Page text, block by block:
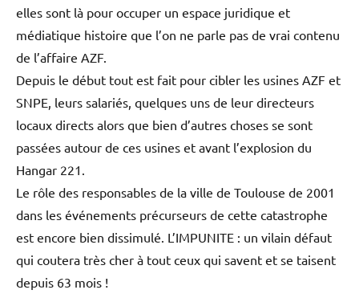
9 décembre 2006 à 09:53
Les reproches faits à M. Biechlin sur les actions d’urgence
effectuées dans les jours qui ont suivi la catastrophes
sous le contrôle de la Préfecture et de toutes les
autorités présentes ne sont que des essais médiatiques
pour continuer à nuire à l’image de cette usine qui était
loin d’être la poubelle décrite par ceux qui soutiennent la
thèse chimique. Ces attaques n’iront pas très loin mais
elles sont là pour occuper un espace juridique et
médiatique histoire que l’on ne parle pas de vrai contenu
de l’affaire AZF.